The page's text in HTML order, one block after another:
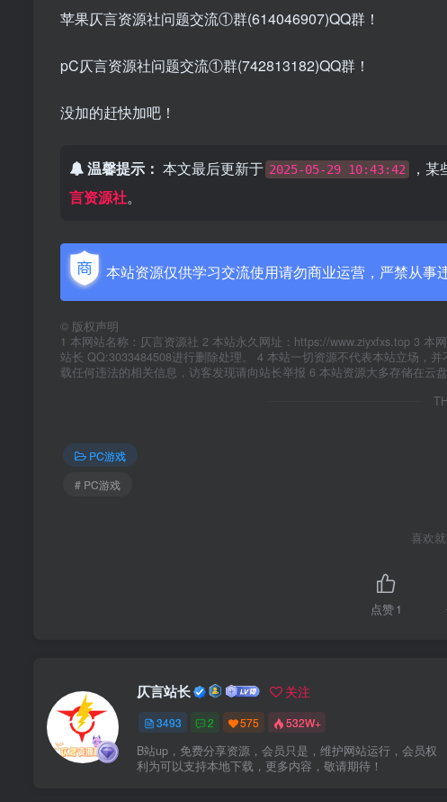
苹果仄言资源社问题交流①群(614046907)QQ群！
pC仄言资源社问题交流①群(742813182)QQ群！
没加的赶快加吧！
温馨提示： 本文最后更新于 2025-05-29 10:43:42 ，
言资源社。
本站资源仅供学习交流使用请勿商业运营，严禁从事
© 版权声明
1 本网站名称：仄言资源社 2 本站永久网址：https://www.ziyxfxs.top 3
站长 QQ:3033484508进行删除处理。 4 本站一切资源不代表本站立场，
载任何违法的相关信息，访客发现请向站长举报 6 本站资源大多存储在云
PC游戏
# PC游戏
喜欢
点赞1
仄言站长 关注
3493 2 575 532W+
B站up，免费分享资源，会员只是，维护网站运行，会员权
利为可以支持本地下载，更多内容，敬请期待！